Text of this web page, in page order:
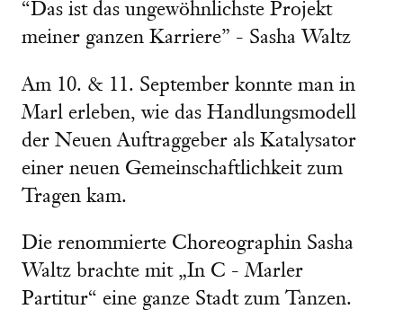
“Das ist das ungewöhnlichste Projekt
meiner ganzen Karriere” - Sasha Waltz
Am 10. & 11. September konnte man in
Marl erleben, wie das Handlungsmodell
der Neuen Auftraggeber als Katalysator
einer neuen Gemeinschaftlichkeit zum
Tragen kam.
Die renommierte Choreographin Sasha
Waltz brachte mit „In C - Marler
Partitur“ eine ganze Stadt zum Tanzen.